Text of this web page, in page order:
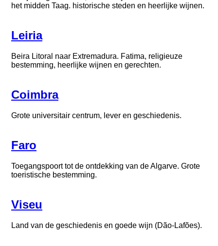
het midden Taag. historische steden en heerlijke wijnen.
Leiria
Beira Litoral naar Extremadura. Fatima, religieuze
bestemming, heerlijke wijnen en gerechten.
Coimbra
Grote universitair centrum, lever en geschiedenis.
Faro
Toegangspoort tot de ontdekking van de Algarve. Grote
toeristische bestemming.
Viseu
Land van de geschiedenis en goede wijn (Dão-Lafões).